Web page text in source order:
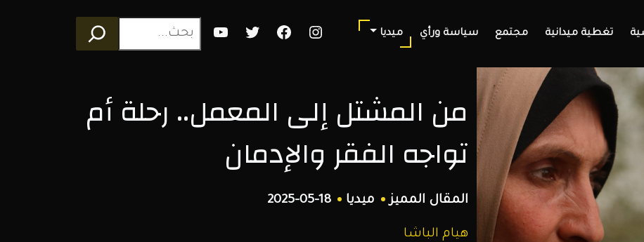
تغطية ميدانية مجتمع سياسة ورأي ميديا YoutubeTwitterFacebookInstagram
من المشتل إلى المعمل.. رحلة أم
تواجه الفقر والإدمان
المقال المميز ميديا 2025-05-18
هيام الباشا